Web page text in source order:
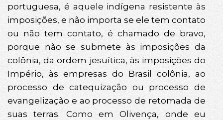
portuguesa, é aquele indígena resistente às
imposições, e não importa se ele tem contato
ou não tem contato, é chamado de bravo,
porque não se submete às imposições da
colônia, da ordem jesuítica, às imposições do
Império, às empresas do Brasil colônia, ao
processo de catequização ou processo de
evangelização e ao processo de retomada de
suas terras. Como em Olivença, onde eu